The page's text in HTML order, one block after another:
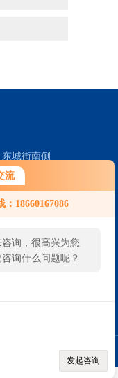
流
：18660167086
询，很高兴为您
询什么问题呢？
发起咨询
城街南侧